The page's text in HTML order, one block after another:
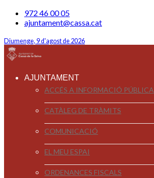
972 46 00 05
ajuntament@cassa.cat
Diumenge, 9 d'agost de 2026
AJUNTAMENT
ACCÉS A INFORMACIÓ PÚBLICA
CATÀLEG DE TRÀMITS
COMUNICACIÓ
EL MEU ESPAI
ORDENANCES FISCALS